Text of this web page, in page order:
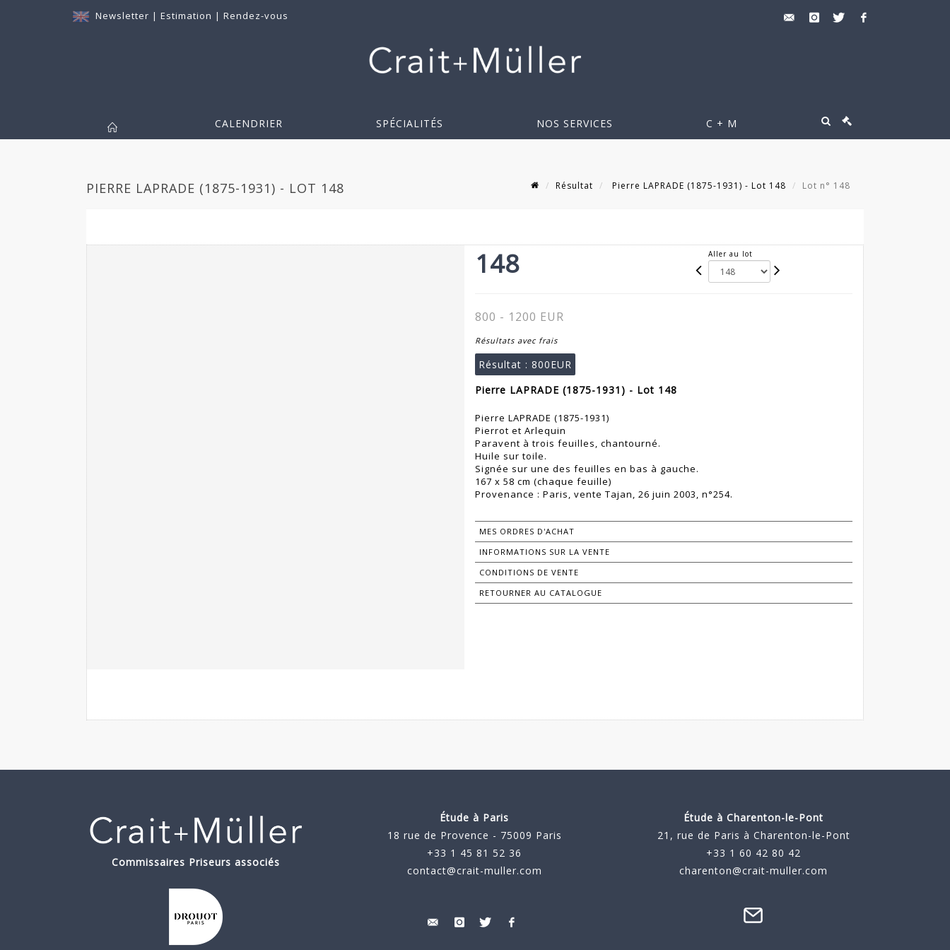
Newsletter | Estimation | Rendez-vous
CALENDRIER SPÉCIALITÉS NOS SERVICES C + M
PIERRE LAPRADE (1875-1931) - LOT 148 Résultat Pierre LAPRADE (1875-1931) - Lot 148 Lot n° 148
148 Aller au lot
800 - 1200 EUR
Résultats avec frais
Résultat : 800EUR
Pierre LAPRADE (1875-1931) - Lot 148
Pierre LAPRADE (1875-1931)
Pierrot et Arlequin
Paravent à trois feuilles, chantourné.
Huile sur toile.
Signée sur une des feuilles en bas à gauche.
167 x 58 cm (chaque feuille)
Provenance : Paris, vente Tajan, 26 juin 2003, n°254.
MES ORDRES D'ACHAT
INFORMATIONS SUR LA VENTE
CONDITIONS DE VENTE
RETOURNER AU CATALOGUE
Commissaires Priseurs associés
Étude à Paris
18 rue de Provence - 75009 Paris
+33 1 45 81 52 36
contact@crait-muller.com
Étude àCharenton-le-Pont
21, rue de Paris à Charenton-le-Pont
+33 1 60 42 80 42
charenton@crait-muller.com